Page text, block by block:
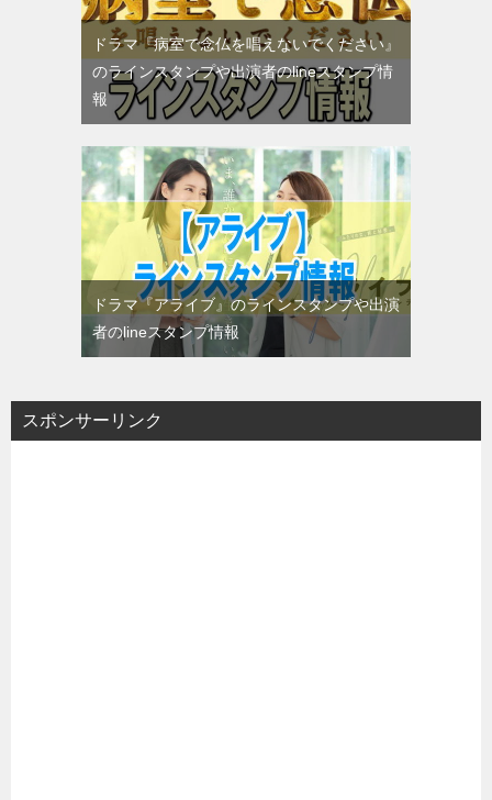
ドラマ『病室で念仏を唱えないでください』
のラインスタンプや出演者のlineスタンプ情
報
ドラマ『アライブ』のラインスタンプや出演
者のlineスタンプ情報
スポンサーリンク